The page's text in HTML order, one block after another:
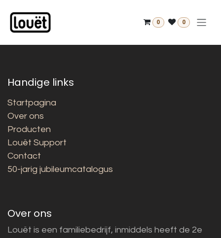
0 0
Handige links
Startpagina
Over ons
Producten
Louët Support
Contact
50-jarig jubileumcatalogus
Over ons
Louët is een familiebedrijf, inmiddels heeft de 2e